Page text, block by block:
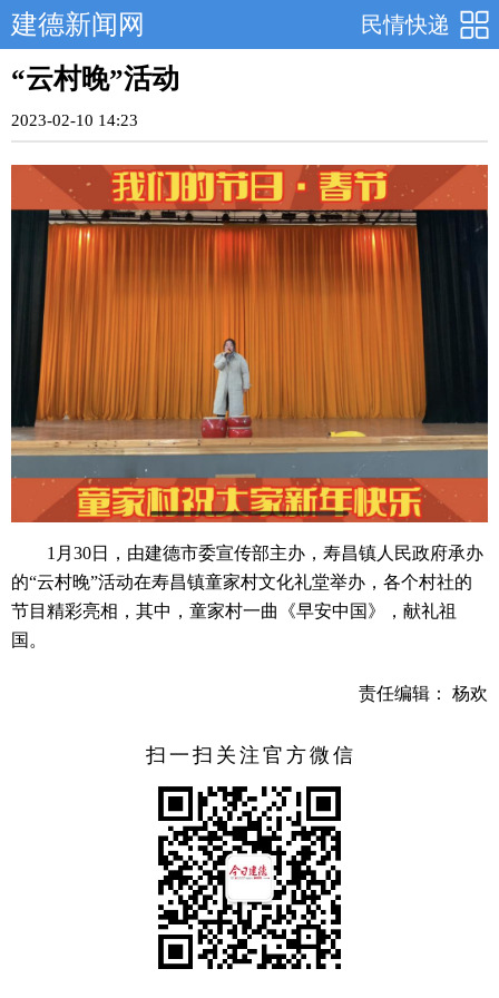
民情快递
建德新闻网
“云村晚”活动
2023-02-10 14:23
1月30日，由建德市委宣传部主办，寿昌镇人民政府承办
的“云村晚”活动在寿昌镇童家村文化礼堂举办，各个村社的
节目精彩亮相，其中，童家村一曲《早安中国》，献礼祖
国。
责任编辑： 杨欢
扫一扫关注官方微信